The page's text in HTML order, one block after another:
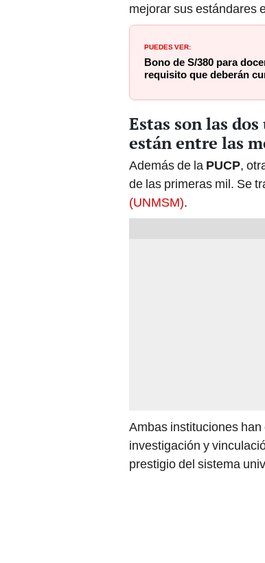
mejorar sus estándares
PUEDES VER:
Bono de S/380 para
requisito que deberán
Estas son las
están entre las
Además de la PUCP,
de las primeras mil. Se
(UNMSM).
Ambas instituciones
investigación y
prestigio del sistema